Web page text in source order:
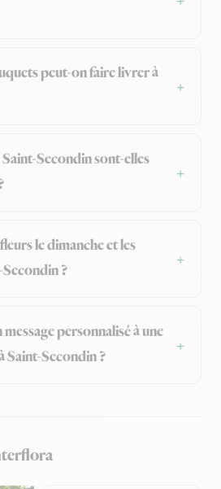
peut-on faire livrer à
Secondin sont-elles
le dimanche et les
?
personnalisé à une
Saint-Secondin ?